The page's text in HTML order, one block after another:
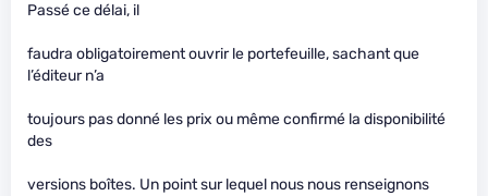
Passé ce délai, il
faudra obligatoirement ouvrir le portefeuille, sachant que
l’éditeur n’a
toujours pas donné les prix ou même confirmé la disponibilité
des
versions boîtes. Un point sur lequel nous nous renseignons